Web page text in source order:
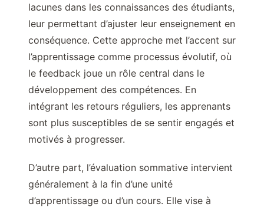
lacunes dans les connaissances des étudiants,
leur permettant d’ajuster leur enseignement en
conséquence. Cette approche met l’accent sur
l’apprentissage comme processus évolutif, où
le feedback joue un rôle central dans le
développement des compétences. En
intégrant les retours réguliers, les apprenants
sont plus susceptibles de se sentir engagés et
motivés à progresser.
D’autre part, l’évaluation sommative intervient
généralement à la fin d’une unité
d’apprentissage ou d’un cours. Elle vise à